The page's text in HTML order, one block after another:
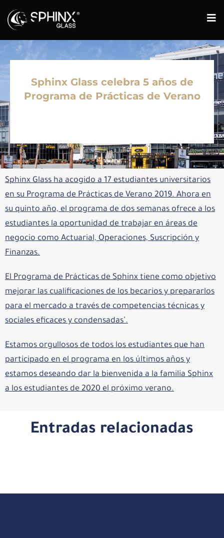
Sphinx Glass celebra 5 años de
Programa de Prácticas de Verano
Sphinx Glass ha acogido a 17 estudiantes universitarios
en su Programa de Prácticas de Verano 2019. Ahora en
su quinto año, el programa de dos semanas ofrece a los
estudiantes la oportunidad de trabajar en áreas de
negocio como Actuarial, Operaciones, Suscripción y
Finanzas.
El Programa de Prácticas de Sphinx tiene como objetivo
mejorar las cualificaciones de los becarios y prepararlos
para el mercado a través de competencias técnicas y
sociales eficaces y condensadas’.
Estamos orgullosos de todos los estudiantes que han
participado en el programa en los últimos años y
estamos deseando dar la bienvenida a la familia Sphinx
a los estudiantes de 2020 el próximo verano.
Entradas relacionadas